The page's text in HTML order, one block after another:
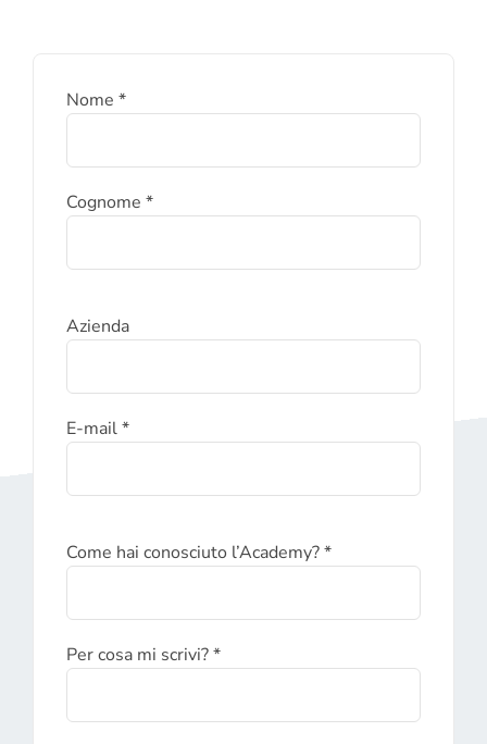
Nome *
Cognome *
Azienda
E-mail *
Come hai conosciuto l’Academy? *
Per cosa mi scrivi? *